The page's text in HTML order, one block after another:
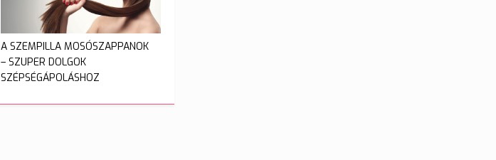
A SZEMPILLA MOSÓSZAPPANOK
– SZUPER DOLGOK
SZÉPSÉGÁPOLÁSHOZ